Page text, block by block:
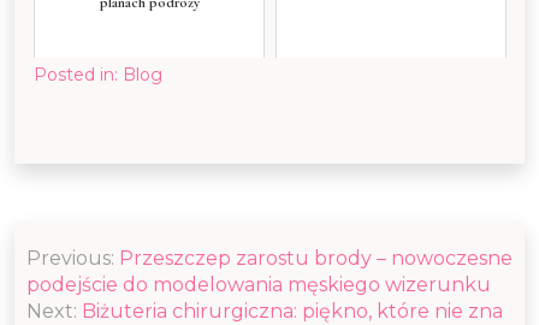
Posted in: Blog
Nawigacja
wpisu
Previous: Przeszczep zarostu brody – nowoczesne
podejście do modelowania męskiego wizerunku
Next: Biżuteria chirurgiczna: piękno, które nie zna